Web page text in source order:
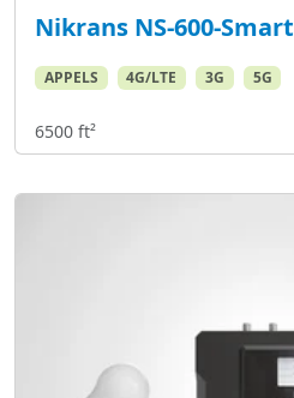
Nikrans NS-600-Smart
APPELS 4G/LTE 3G 5G
6500 ft²